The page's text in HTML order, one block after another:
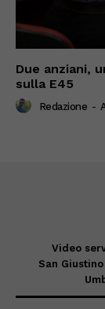
Due anziani,
sulla E45
Redazione -
Video
San Giustino